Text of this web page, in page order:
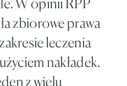
W opinii RPP
zbiorowe prawa
leczenia
nakładek.
z wielu